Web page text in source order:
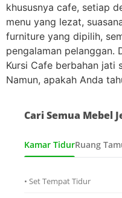
khususnya cafe, setiap
menu yang lezat,
furniture yang dipilih,
pengalaman pelanggan.
Kursi Cafe berbahan jati
Namun, apakah Anda
Cari Semua Mebel
Kamar TidurRuang
• Set Tempat Tidur